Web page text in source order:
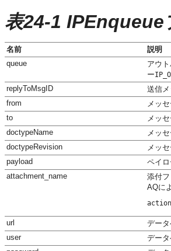
表24-1 IPEnqueue
名前
説明
queue
アウ
ー
replyToMsgID
送信
from
メッ
to
メッ
doctypeName
メッ
doctypeRevision
メッ
payload
ペイ
attachment_name
添付
AQに
url データ
user
デー